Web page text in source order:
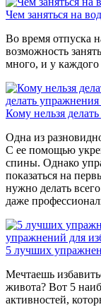
Чем заняться на
Во время отпуска
возможность
много, и у
делать
Кому нельзя
Одна из
С ее помощью
спины. Однако
показаться на
нужно делать
даже
упражнений для
5 лучших
Мечтаешь
живота? Вот 5
активностей,